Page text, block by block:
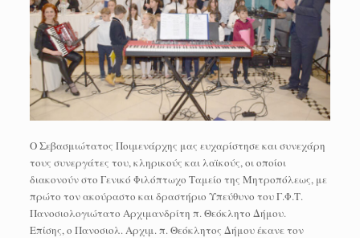
Ο Σεβασμιώτατος Ποιμενάρχης μας ευχαρίστησε και συνεχάρη
τους συνεργάτες του, κληρικούς και λαϊκούς, οι οποίοι
διακονούν στο Γενικό Φιλόπτωχο Ταμείο της Μητροπόλεως, με
πρώτο τον ακούραστο και δραστήριο Υπεύθυνο του Γ.Φ.Τ.
Πανοσιολογιώτατο Αρχιμανδρίτη π. Θεόκλητο Δήμου.
Επίσης, ο Πανοσιολ. Αρχιμ. π. Θεόκλητος Δήμου έκανε τον